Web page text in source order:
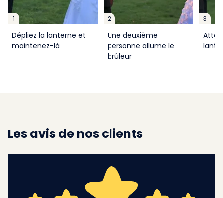
1
Dépliez la lanterne et
maintenez-là
2
Une deuxième
personne allume le
brûleur
3
Les avis de nos clients